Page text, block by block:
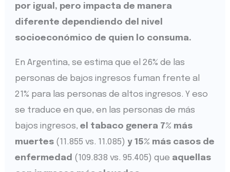
por igual, pero impacta de manera
diferente dependiendo del nivel
socioeconómico de quien lo consuma.
En Argentina, se estima que el 26% de las
personas de bajos ingresos fuman frente al
21% para las personas de altos ingresos. Y eso
se traduce en que, en las personas de más
bajos ingresos,el tabaco genera 7% más
muertes (11.855 vs. 11.085) y 15% más casos de
enfermedad (109.838 vs. 95.405) que aquellas